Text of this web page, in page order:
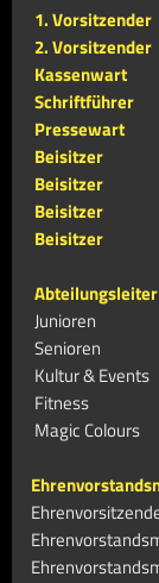
1. Vorsitzender
2. Vorsitzender
Kassenwart
Schriftführer
Pressewart
Beisitzer
Beisitzer
Beisitzer
Beisitzer
Abteilungsleiter
Junioren
Senioren
Kultur & Events
Fitness
Magic Colours